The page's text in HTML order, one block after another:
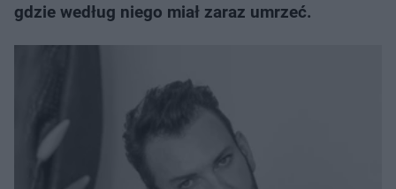
gdzie według niego miał zaraz umrzeć.